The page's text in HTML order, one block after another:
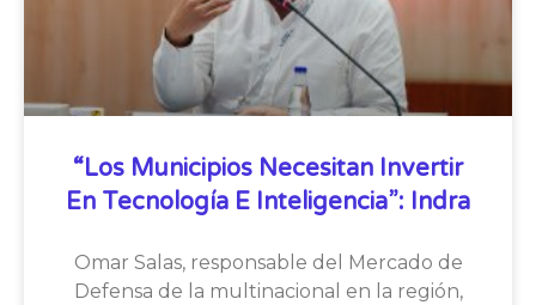
“Los Municipios Necesitan Invertir
En Tecnología E Inteligencia”: Indra
Omar Salas, responsable del Mercado de
Defensa de la multinacional en la región,